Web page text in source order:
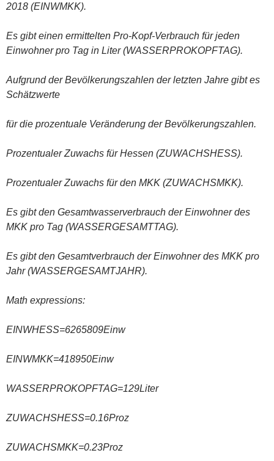
2018 (EINWMKK).
Es gibt einen ermittelten Pro-Kopf-Verbrauch für jeden
Einwohner pro Tag in Liter (WASSERPROKOPFTAG).
Aufgrund der Bevölkerungszahlen der letzten Jahre gibt es
Schätzwerte
für die prozentuale Veränderung der Bevölkerungszahlen.
Prozentualer Zuwachs für Hessen (ZUWACHSHESS).
Prozentualer Zuwachs für den MKK (ZUWACHSMKK).
Es gibt den Gesamtwasserverbrauch der Einwohner des
MKK pro Tag (WASSERGESAMTTAG).
Es gibt den Gesamtverbrauch der Einwohner des MKK pro
Jahr (WASSERGESAMTJAHR).
Math expressions:
EINWHESS=6265809Einw
EINWMKK=418950Einw
WASSERPROKOPFTAG=129Liter
ZUWACHSHESS=0.16Proz
ZUWACHSMKK=0.23Proz